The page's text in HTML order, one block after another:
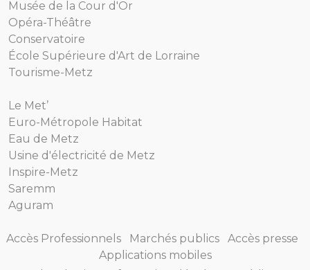
Musée de la Cour d'Or
Opéra-Théâtre
Conservatoire
École Supérieure d'Art de Lorraine
Tourisme-Metz
Le Met’
Euro-Métropole Habitat
Eau de Metz
Usine d'électricité de Metz
Inspire-Metz
Saremm
Aguram
Accès Professionnels Marchés publics
Accès presse
Applications mobiles